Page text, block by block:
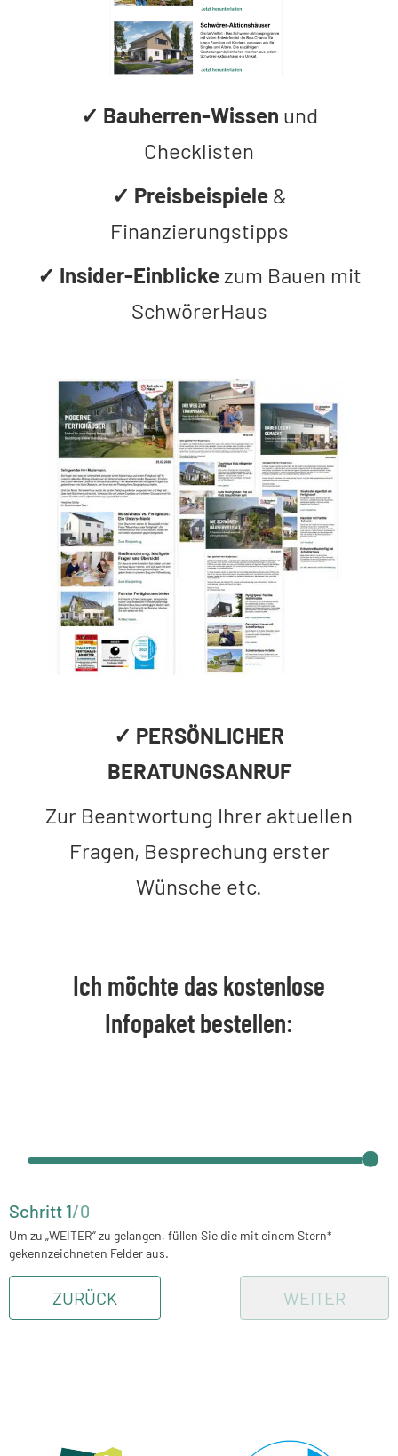
✓ Bauherren-Wissen und
Checklisten
✓ Preisbeispiele&
Finanzierungstipps
✓ Insider-Einblickezum Bauen mit
SchwörerHaus
✓ PERSÖNLICHER
BERATUNGSANRUF
Zur Beantwortung Ihrer aktuellen
Fragen, Besprechung erster
Wünsche etc.
Ich möchte das kostenlose
Infopaket bestellen:
Schritt 1/0
Um zu „WEITER“ zu gelangen, füllen Sie die mit einem Stern*
gekennzeichneten Felder aus.
ZURÜCK WEITER